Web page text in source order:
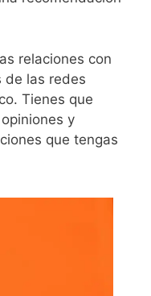
relaciones con
de las redes
Tienes que
y
que tengas